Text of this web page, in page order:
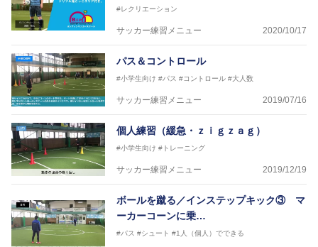
#レクリエーション
サッカー練習メニュー 2020/10/17
パス＆コントロール
#小学生向け #パス #コントロール #大人数
サッカー練習メニュー 2019/07/16
個人練習（緩急・ｚｉｇｚａｇ）
#小学生向け #トレーニング
サッカー練習メニュー 2019/12/19
ボールを蹴る／インステップキック③ マ
ーカーコーンに乗…
#パス #シュート #1人（個人）でできる